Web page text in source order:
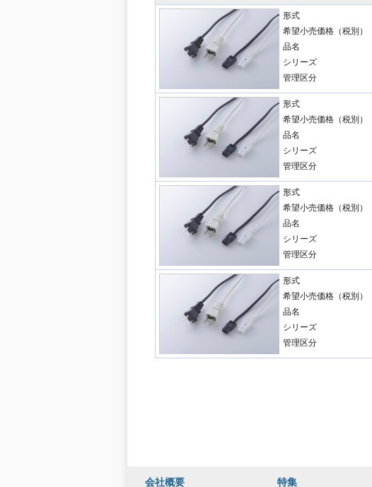
形式
希望小売価格（税別）
品名
シリーズ
管理区分
形式
希望小売価格（税別）
品名
シリーズ
管理区分
形式
希望小売価格（税別）
品名
シリーズ
管理区分
形式
希望小売価格（税別）
品名
シリーズ
管理区分
会社概要 特集